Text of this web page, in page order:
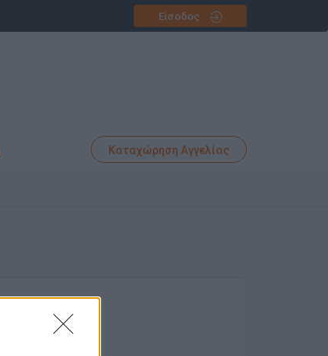
Είσοδος
Καταχώρηση Αγγελίας